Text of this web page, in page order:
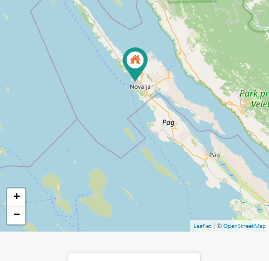
+
−
Leaflet | © OpenStreetMap